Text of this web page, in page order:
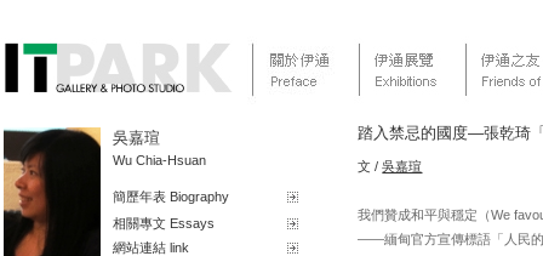
吳嘉瑄
Wu Chia-Hsuan
簡歷年表 Biography
相關專文 Essays
網站連結 link
踏入禁忌的國度—張乾琦
文 /吳嘉瑄
我們贊成和平與穩定（We
——緬甸官方宣傳標語「人民的